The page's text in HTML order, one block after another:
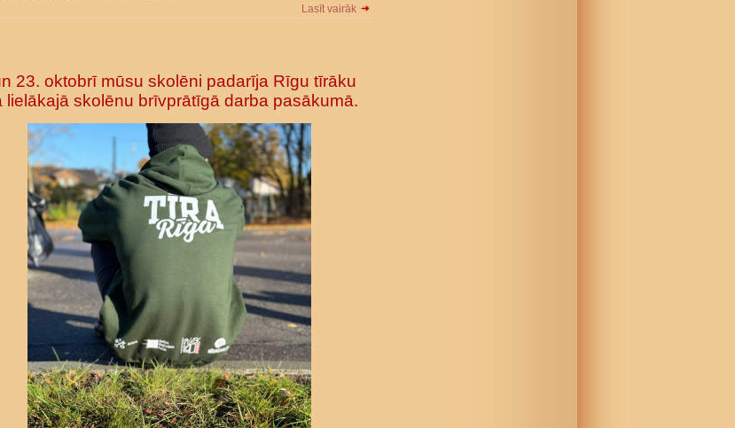
Lasīt vairāk
23. oktobrī mūsu skolēni padarīja Rīgu tīrāku
lielākajā skolēnu brīvprātīgā darba pasākumā.